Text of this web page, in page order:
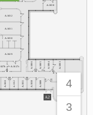
A- 03 8
A
-
0
1
A
-
1
A
-
0
1
A
-
0
1
A
-
0
A
1
A
1
A
1
A
1
A- 10 27c
027 b
A- 02 9
A-103 0
A-103 1
A- 03 2
A2
4
3